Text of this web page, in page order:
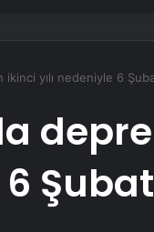
ikinci yılı nedeniyle 6